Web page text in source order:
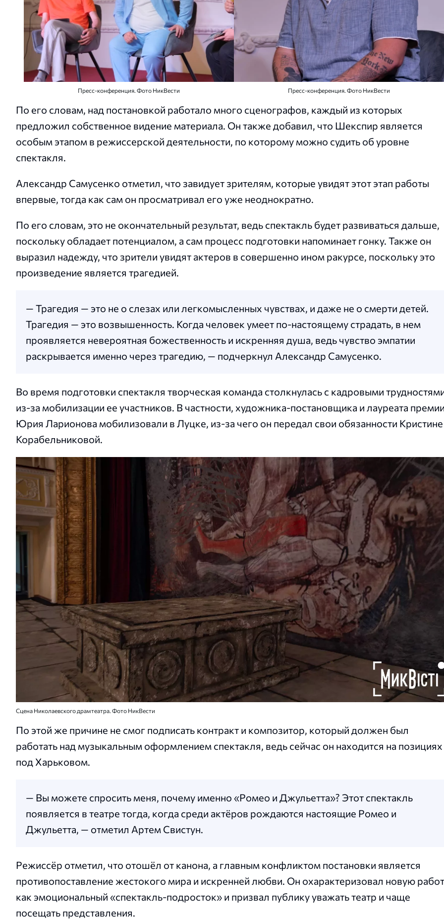
Пресс-конференция. Фото НикВести Пресс-конференция. Фото НикВести
По его словам, над постановкой работало много сценографов, каждый из которых
предложил собственное видение материала. Он также добавил, что Шекспир является
особым этапом в режиссерской деятельности, по которому можно судить об уровне
спектакля.
Александр Самусенко отметил, что завидует зрителям, которые увидят этот этап работы
впервые, тогда как сам он просматривал его уже неоднократно.
По его словам, это не окончательный результат, ведь спектакль будет развиваться дальше,
поскольку обладает потенциалом, а сам процесс подготовки напоминает гонку. Также он
выразил надежду, что зрители увидят актеров в совершенно ином ракурсе, поскольку это
произведение является трагедией.
— Трагедия — это не о слезах или легкомысленных чувствах, и даже не о смерти детей.
Трагедия — это возвышенность. Когда человек умеет по-настоящему страдать, в нем
проявляется невероятная божественность и искренняя душа, ведь чувство эмпатии
раскрывается именно через трагедию, — подчеркнул Александр Самусенко.
Во время подготовки спектакля творческая команда столкнулась с кадровыми
из-за мобилизации ее участников. В частности, художника-постановщика и лауреата
Юрия Ларионова мобилизовали в Луцке, из-за чего он передал свои обязанности Кристине
Корабельниковой.
Сцена Николаевского драмтеатра. Фото НикВести
По этой же причине не смог подписать контракт и композитор, который должен был
работать над музыкальным оформлением спектакля, ведь сейчас он находится на позициях
под Харьковом.
— Вы можете спросить меня, почему именно «Ромео и Джульетта»? Этот спектакль
появляется в театре тогда, когда среди актёров рождаются настоящие Ромео и
Джульетта, — отметил Артем Свистун.
Режиссёр отметил, что отошёл от канона, а главным конфликтом постановки является
противопоставление жестокого мира и искренней любви. Он охарактеризовал новую
как эмоциональный «спектакль-подросток» и призвал публику уважать театр и чаще
посещать представления.